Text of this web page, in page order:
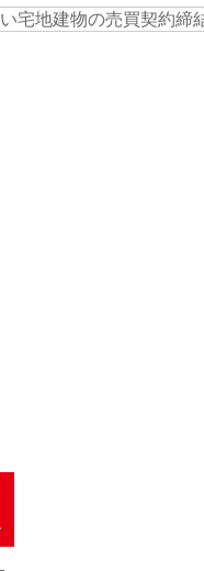
宅地建物の売買契約締